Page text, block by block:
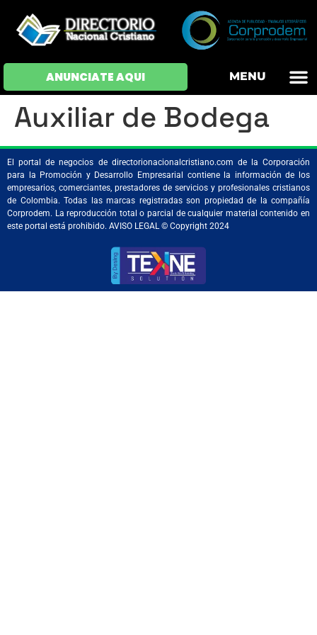
ANUNCIATE AQUI MENU
Auxiliar de Bodega
El portal de negocios de directorionacionalcristiano.com de la Corporación
para la Promoción y Desarrollo Empresarial contiene la información de los
empresarios, comerciantes, prestadores de servicios y profesionales cristianos
de Colombia. Todas las marcas registradas son propiedad de la compañía
Corprodem. La reproducción total o parcial de cualquier material contenido en
este portal está prohibido. AVISO LEGAL © Copyright 2024